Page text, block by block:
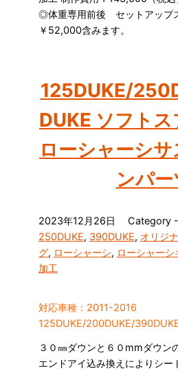
◎体重専用前後 セットアップ
￥52,000含みます。
125DUKE/
DUKE ソフト
ローシャーシ
ンパー
2023年12月26日 Category
250DUKE, 390DUKE, オリジ
グ, ローシャーシ, ローシャーシ
加工
対応車種：2011-2016
125DUKE/200DUKE/
３０㎜ダウンと６０mmダウン
エンドアイ込み換えによりシー